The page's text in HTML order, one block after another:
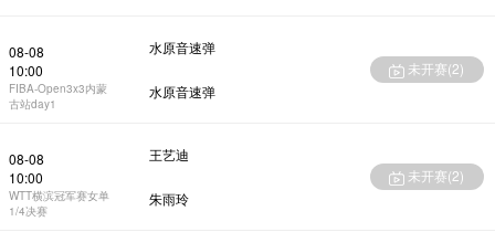
08-08
10:00
FIBA-Open3x3内蒙
古站day1
水原音速弹
水原音速弹
未开赛(2)
08-08
10:00
WTT横滨冠军赛女单
1/4决赛
王艺迪
朱雨玲
未开赛(2)